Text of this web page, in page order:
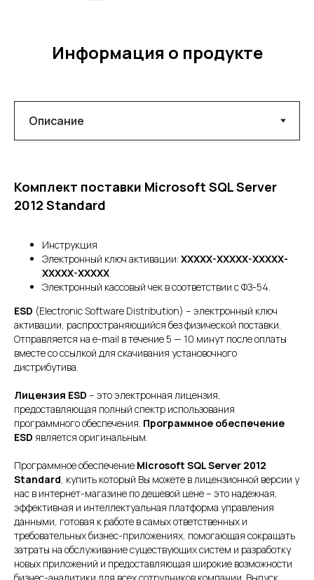
Информация о продукте
Комплект поставки Microsoft SQL Server
2012 Standard
Инструкция
Электронный ключ активации: XXXXX-XXXXX-XXXXX-
XXXXX-XXXXX
Электронный кассовый чек в соответствии с ФЗ-54.
ESD (Electronic Software Distribution) – электронный ключ
активации, распространяющийся без физической поставки.
Отправляется на e-mail в течение 5 — 10 минут после оплаты
вместе со ссылкой для скачивания установочного
дистрибутива.
Лицензия ESD – это электронная лицензия,
предоставляющая полный спектр использования
программного обеспечения. Программное обеспечение
ESD является оригинальным.
Программное обеспечение Microsoft SQL Server 2012
Standard, купить который Вы можете в лицензионной версии у
нас в интернет-магазине по дешевой цене – это надежная,
эффективная и интеллектуальная платформа управления
данными, готовая к работе в самых ответственных и
требовательных бизнес-приложениях, помогающая сокращать
затраты на обслуживание существующих систем и разработку
новых приложений и предоставляющая широкие возможности